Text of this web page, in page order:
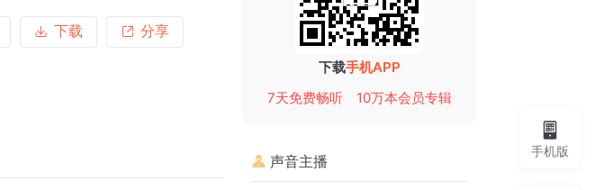
下载 分享
下载手机APP
7天免费畅听
10万本会员专辑
声音主播
手机版